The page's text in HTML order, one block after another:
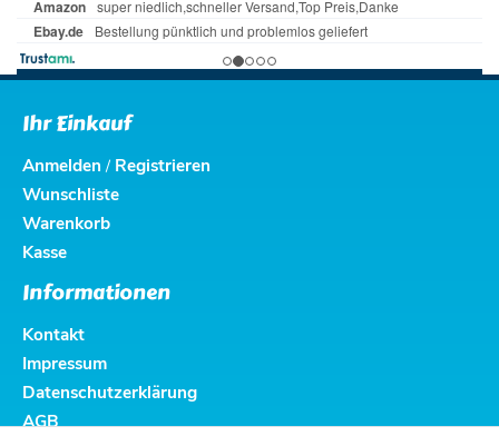
Ihr Einkauf
Anmelden / Registrieren
Wunschliste
Warenkorb
Kasse
Informationen
Kontakt
Impressum
Datenschutzerklärung
AGB